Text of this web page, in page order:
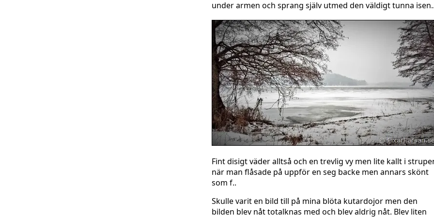
under armen och sprang själv utmed den väldigt tunna
Fint disigt väder alltså och en trevlig vy men lite kallt i
när man flåsade på uppför en seg backe men annars skönt
som f..
Skulle varit en bild till på mina blöta kutardojor men den
bilden blev nåt totalknas med och blev aldrig nåt. Blev liten